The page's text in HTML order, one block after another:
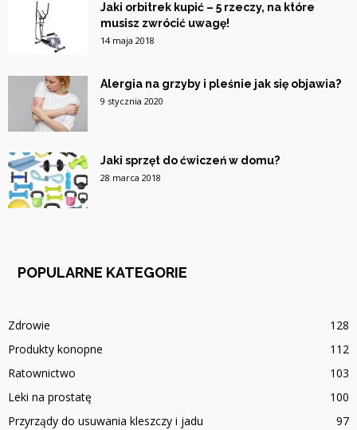
Jaki orbitrek kupić – 5 rzeczy, na które
musisz zwrócić uwagę!
14 maja 2018
Alergia na grzyby i pleśnie jak się objawia?
9 stycznia 2020
Jaki sprzęt do ćwiczeń w domu?
28 marca 2018
POPULARNE KATEGORIE
Zdrowie
128
Produkty konopne
112
Ratownictwo
103
Leki na prostatę
100
Przyrządy do usuwania kleszczy i jadu
97